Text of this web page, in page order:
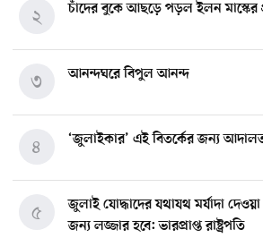
চাঁদের বুকে আছড়ে পড়ল ইলন মাস্কের
২
আনন্দঘরে বিপুল আনন্দ
৩
‘জুলাইকার’ এই বিতর্কের জন্য আদালত
৪
জুলাই যোদ্ধাদের যথাযথ মর্যাদা
জন্য লজ্জার হবে: ভারপ্রাপ্ত রাষ্ট্রপতি
৫